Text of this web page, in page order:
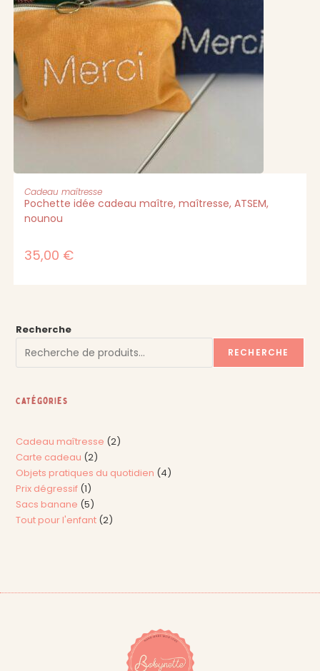
Cadeau maîtresse
Pochette idée cadeau maître, maîtresse, ATSEM,
nounou
35,00 €
Recherche
RECHERCHE
Catégories
Cadeau maîtresse 2
Carte cadeau 2
Objets pratiques du quotidien 4
Prix dégressif 1
Sacs banane 5
Tout pour l'enfant 2